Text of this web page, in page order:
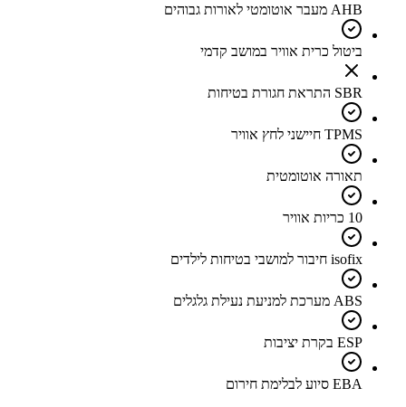
AHB מעבר אוטומטי לאורות גבוהים
ביטול כרית אוויר במושב קדמי
SBR התראת חגורת בטיחות
TPMS חיישני לחץ אוויר
תאורה אוטומטית
10 כריות אוויר
isofix חיבור למושבי בטיחות לילדים
ABS מערכת למניעת נעילת גלגלים
ESP בקרת יציבות
EBA סיוע לבלימת חירום